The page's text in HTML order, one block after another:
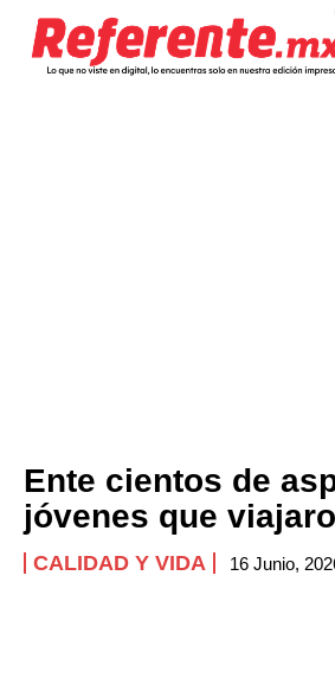
Ente cientos de
jóvenes que
CALIDAD Y VIDA 16 Junio,